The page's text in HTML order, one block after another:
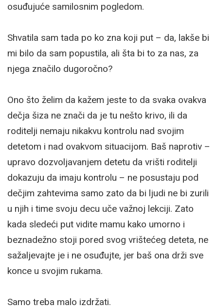
osuđujuće samilosnim pogledom.
Shvatila sam tada po ko zna koji put – da, lakše bi
mi bilo da sam popustila, ali šta bi to za nas, za
njega značilo dugoročno?
Ono što želim da kažem jeste to da svaka ovakva
dečja šiza ne znači da je tu nešto krivo, ili da
roditelji nemaju nikakvu kontrolu nad svojim
detetom i nad ovakvom situacijom. Baš naprotiv –
upravo dozvoljavanjem detetu da vrišti roditelji
dokazuju da imaju kontrolu – ne posustaju pod
dečjim zahtevima samo zato da bi ljudi ne bi zurili
u njih i time svoju decu uče važnoj lekciji. Zato
kada sledeći put vidite mamu kako umorno i
beznadežno stoji pored svog vrištećeg deteta, ne
sažaljevajte je i ne osuđujte, jer baš ona drži sve
konce u svojim rukama.
Samo treba malo izdržati.